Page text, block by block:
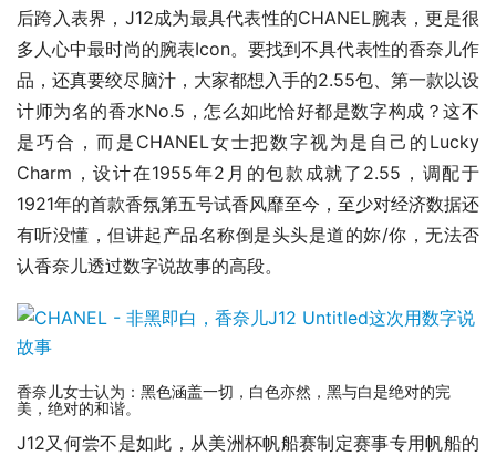
后跨入表界，J12成为最具代表性的CHANEL腕表，更是很
多人心中最时尚的腕表Icon。要找到不具代表性的香奈儿作
品，还真要绞尽脑汁，大家都想入手的2.55包、第一款以设
计师为名的香水No.5，怎么如此恰好都是数字构成？这不
是巧合，而是CHANEL女士把数字视为是自己的Lucky
Charm，设计在1955年2月的包款成就了2.55，调配于
1921年的首款香氛第五号试香风靡至今，至少对经济数据还
有听没懂，但讲起产品名称倒是头头是道的妳/你，无法否
认香奈儿透过数字说故事的高段。
香奈儿女士认为：黑色涵盖一切，白色亦然，黑与白是绝对的完
美，绝对的和谐。
J12又何尝不是如此，从美洲杯帆船赛制定赛事专用帆船的